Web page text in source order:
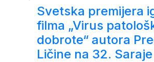
Svetska premijera
filma „Virus
dobrote“ autora
Ličine na 32. Saraje